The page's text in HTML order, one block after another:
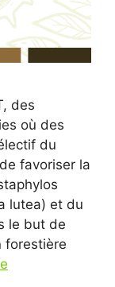
des
où des
du
favoriser la
lutea) et du
le but de
forestière